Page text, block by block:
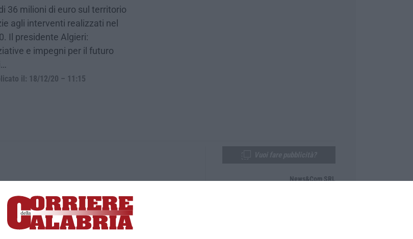
36 milioni di euro sul territorio
agli interventi realizzati nel
Il presidente Algieri:
e impegni per il futuro
il: 18/12/20 – 11:15
(CZ)
Paola Militano |Privacy
News&Com SRL